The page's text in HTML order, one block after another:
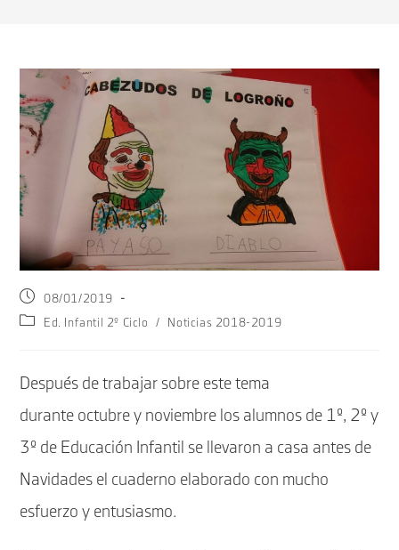
Publicación
de
la
08/01/2019
CategoríaEd. Infantil 2º Ciclo / Noticias 2018-2019
Después de trabajar sobre este tema
durante octubre y noviembre los alumnos de 1º, 2º y
3º de Educación Infantil se llevaron a casa antes de
Navidades el cuaderno elaborado con mucho
esfuerzo y entusiasmo.